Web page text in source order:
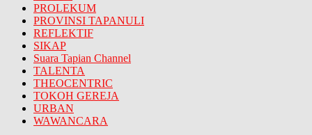
PROLEKUM
PROVINSI TAPANULI
REFLEKTIF
SIKAP
Suara Tapian Channel
TALENTA
THEOCENTRIC
TOKOH GEREJA
URBAN
WAWANCARA